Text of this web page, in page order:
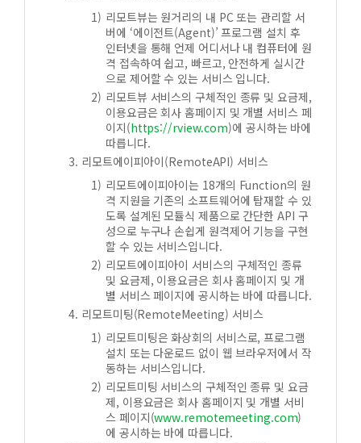
리모트뷰는 원거리의 내 PC 또는 관리할 서
버에 ‘에이전트(Agent)’ 프로그램 설치 후
인터넷을 통해 언제 어디서나 내 컴퓨터에 원
격 접속하여 쉽고, 빠르고, 안전하게 실시간
으로 제어할 수 있는 서비스 입니다.
리모트뷰 서비스의 구체적인 종류 및 요금제,
이용요금은 회사 홈페이지 및 개별 서비스 페
이지(https://rview.com)에 공시하는 바에
따릅니다.
리모트에이피아이(RemoteAPI) 서비스
리모트에이피아이는 18개의 Function의 원
격 지원을 기존의 소프트웨어에 탑재할 수 있
도록 설계된 모듈식 제품으로 간단한 API 구
성으로 누구나 손쉽게 원격제어 기능을 구현
할 수 있는 서비스입니다.
리모트에이피아이 서비스의 구체적인 종류
및 요금제, 이용요금은 회사 홈페이지 및 개
별 서비스 페이지에 공시하는 바에 따릅니다.
리모트미팅(RemoteMeeting) 서비스
리모트미팅은 화상회의 서비스로, 프로그램
설치 또는 다운로드 없이 웹 브라우저에서 작
동하는 서비스입니다.
리모트미팅 서비스의 구체적인 종류 및 요금
제, 이용요금은 회사 홈페이지 및 개별 서비
스 페이지(www.remotemeeting.com)
에 공시하는 바에 따릅니다.